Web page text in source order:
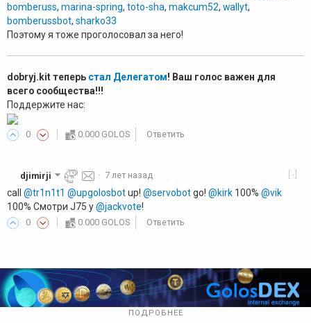
bomberuss, marina-spring, toto-sha, makcum52, wallyt,
bomberussbot, sharko33
Поэтому я тоже проголосовал за него!
dobryj.kit теперь стал Делегатом! Ваш голос важен для
всего сообщества!!!
Поддержите нас:
0 0.000 GOLOS Ответить
[-]
djimirji · 7 лет назад
call @tr1n1t1 @upgolosbotup! @servobotgo! @kirk 100% @vik
100% Смотри J75 у@jackvote!
0 0.000 GOLOS Ответить
ПОДРОБНЕЕ